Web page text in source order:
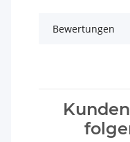
Bewertungen